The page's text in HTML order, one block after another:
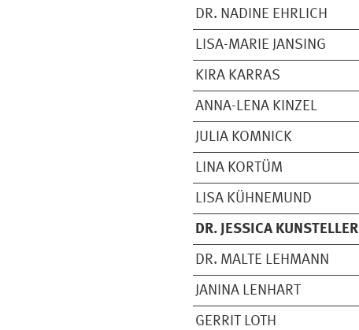
DR. NADINE EHRLICH
LISA-MARIE JANSING
KIRA KARRAS
ANNA-LENA KINZEL
JULIA KOMNICK
LINA KORTÜM
LISA KÜHNEMUND
DR. JESSICA KUNSTELLER
DR. MALTE LEHMANN
JANINA LENHART
GERRIT LOTH